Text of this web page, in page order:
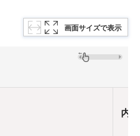
画面サイズで表示
内容